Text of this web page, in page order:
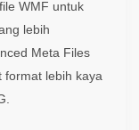
WMF untuk
lebih
Meta Files
format lebih kaya